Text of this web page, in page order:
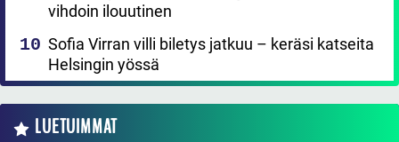
vihdoin ilouutinen
Sofia Virran villi biletys jatkuu – keräsi katseita
Helsingin yössä
LUETUIMMAT